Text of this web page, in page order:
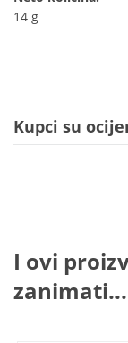
14 g
Kupci su
I ovi
zanimati...